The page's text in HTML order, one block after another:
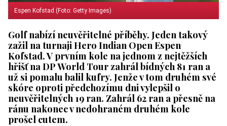
Espen Kofstad (Foto: Getty Images)
Golf nabízí neuvěřitelné příběhy. Jeden takový
zažil na turnaji Hero Indian Open Espen
Kofstad. V prvním kole na jednom z nejtěžších
hřišť na DP World Tour zahrál bídných 81 ran a
už si pomalu balil kufry. Jenže v tom druhém své
skóre oproti předchozímu dni vylepšil o
neuvěřitelných 19 ran. Zahrál 62 ran a přesně na
ránu nakonec v nedohraném druhém kole
prošel cutem.